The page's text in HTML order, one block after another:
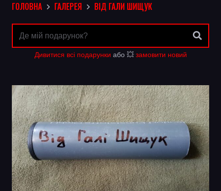
ГОЛОВНА ГАЛЕРЕЯ ВІД ГАЛИ ШИЩУК
Дивитися всі подарунки або 💥замовити новий